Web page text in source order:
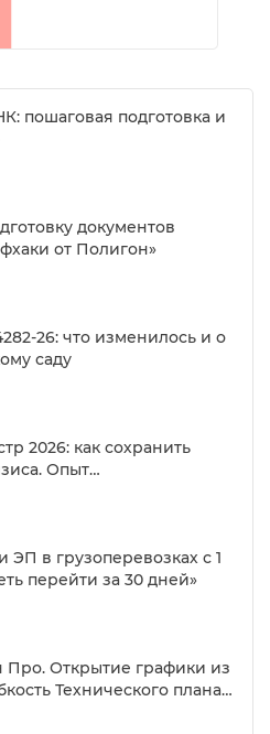
пошаговая подготовка и
документо
от Полигон»
26: что изменилось и о
саду
2026: как сохранить
Опыт
в грузоперевозках с 1
перейти за 30 дней»
Про. Открытие графики из
Технического плана